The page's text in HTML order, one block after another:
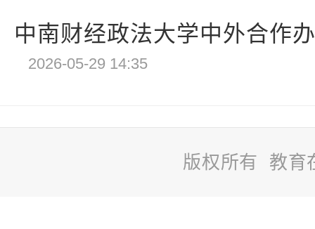
中南财经政法大学中外合作
2026-05-29 14:35
版权所有 教育